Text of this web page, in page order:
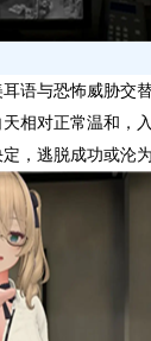
与恐怖威胁交替
对正常温和，入
逃脱成功或沦为